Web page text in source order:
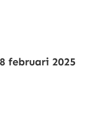
februari 2025